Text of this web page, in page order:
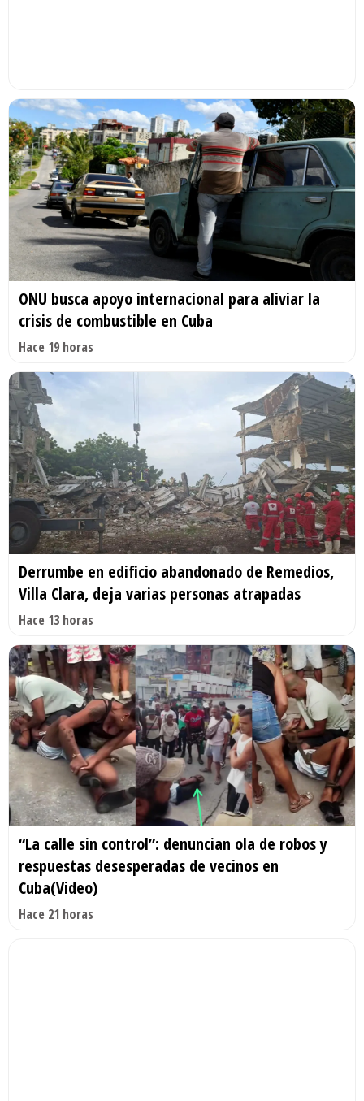
ONU busca apoyo internacional para aliviar la
crisis de combustible en Cuba
Hace 19 horas
Derrumbe en edificio abandonado de Remedios,
Villa Clara, deja varias personas atrapadas
Hace 13 horas
“La calle sin control”: denuncian ola de robos y
respuestas desesperadas de vecinos en
Cuba(Video)
Hace 21 horas